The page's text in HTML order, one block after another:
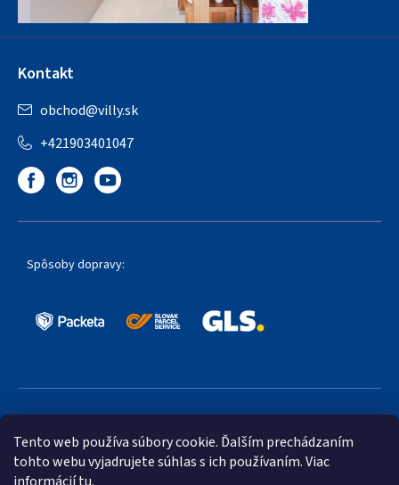
Tento web používa súbory cookie. Ďalším prechádzaním
tohto webu vyjadrujete súhlas s ich používaním. Viac
Kontakt
obchod@villy.sk
+421903401047
Spôsoby dopravy:
Obľúbené spôsoby platby: